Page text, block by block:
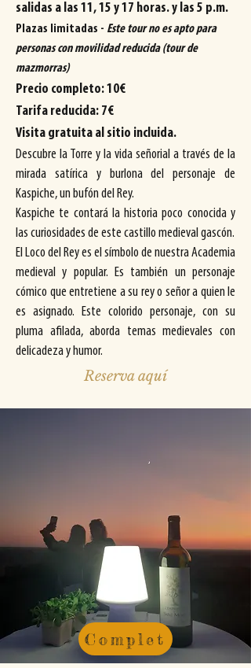
salidas a las 11, 15 y 17 horas. y las 5 p.m.
Plazas limitadas - Este tour no es apto para
personas con movilidad reducida (tour de
mazmorras)
Precio completo: 10€
Tarifa reducida: 7€
Visita gratuita al sitio incluida.
Descubre la Torre y la vida señorial a través de la
mirada satírica y burlona del personaje de
Kaspiche, un bufón del Rey.
Kaspiche te contará la historia poco conocida y
las curiosidades de este castillo medieval gascón.
El Loco del Rey es el símbolo de nuestra Academia
medieval y popular. Es también un personaje
cómico que entretiene a su rey o señor a quien le
es asignado. Este colorido personaje, con su
pluma afilada, aborda temas medievales con
delicadeza y humor.
Reserva aquí
Complet